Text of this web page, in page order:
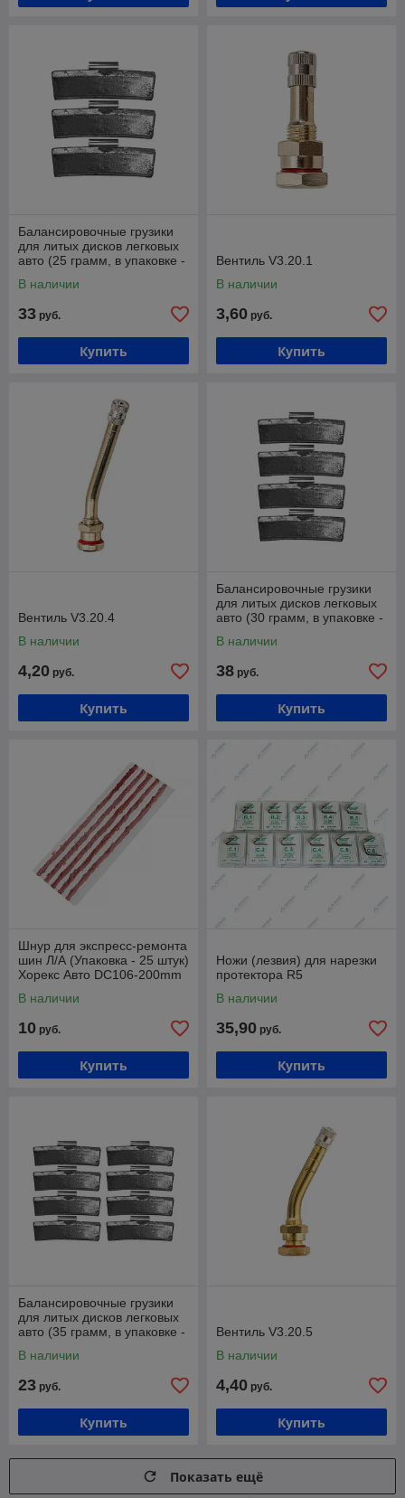
Балансировочные грузики
для литых дисков легковых
авто (25 грамм, в упаковке -
В наличии
33 руб.
Купить
Вентиль V3.20.1
В наличии
3,60 руб.
Купить
Вентиль V3.20.4
В наличии
4,20 руб.
Купить
Балансировочные грузики
для литых дисков легковых
авто (30 грамм, в упаковке -
В наличии
38 руб.
Купить
Шнур для экспресс-ремонта
шин Л/А (Упаковка - 25 штук)
Хорекс Авто DC106-200mm
В наличии
10 руб.
Купить
Ножи (лезвия) для нарезки
протектора R5
В наличии
35,90 руб.
Купить
Балансировочные грузики
для литых дисков легковых
авто (35 грамм, в упаковке -
В наличии
23 руб.
Купить
Вентиль V3.20.5
В наличии
4,40 руб.
Купить
Показать ещё